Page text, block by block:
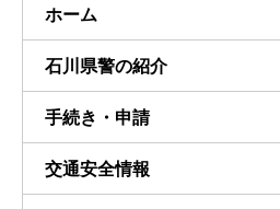
ホーム
石川県警の紹介
手続き・申請
交通安全情報